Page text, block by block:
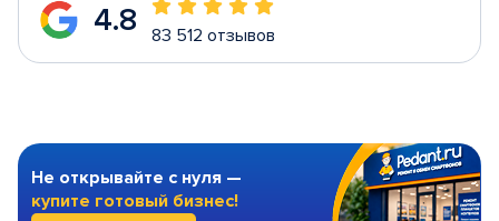
4.8 83 512 отзывов
Не открывайте с нуля —
купите готовый бизнес!